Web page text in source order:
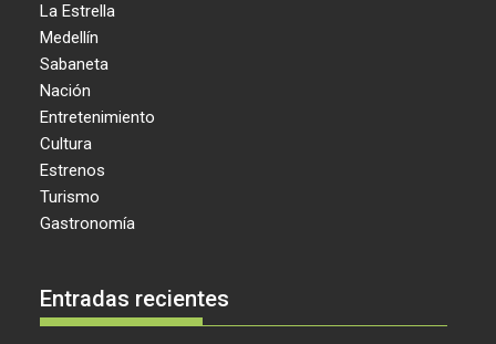
La Estrella
Medellín
Sabaneta
Nación
Entretenimiento
Cultura
Estrenos
Turismo
Gastronomía
Entradas recientes